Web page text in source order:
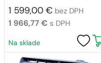
1 599,00 € bez DPH
1 966,77 € s DPH
Na sklade